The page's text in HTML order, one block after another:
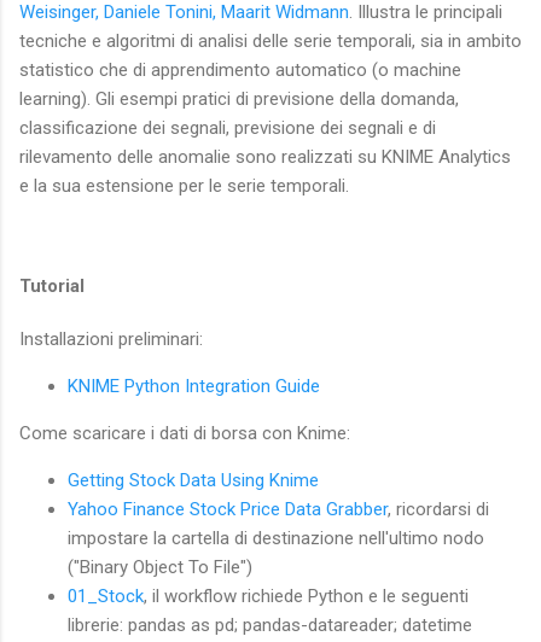
Weisinger, Daniele Tonini, Maarit Widmann. Illustra le principali
tecniche e algoritmi di analisi delle serie temporali, sia in ambito
statistico che di apprendimento automatico (o machine
learning). Gli esempi pratici di previsione della domanda,
classificazione dei segnali, previsione dei segnali e di
rilevamento delle anomalie sono realizzati su KNIME Analytics
e la sua estensione per le serie temporali.
Tutorial
Installazioni preliminari:
KNIME Python Integration Guide
Come scaricare i dati di borsa con Knime:
Getting Stock Data Using Knime
Yahoo Finance Stock Price Data Grabber, ricordarsi di
impostare la cartella di destinazione nell'ultimo nodo
("Binary Object To File")
01_Stock, il workflow richiede Python e le seguenti
librerie: pandas as pd; pandas-datareader; datetime